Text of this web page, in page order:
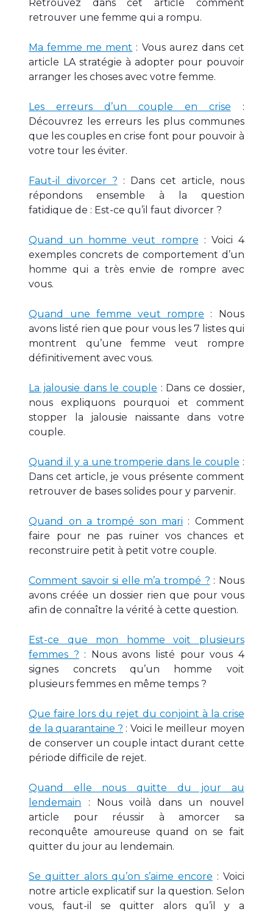
Retrouvez dans cet article comment
retrouver une femme qui a rompu.
Ma femme me ment : Vous aurez dans cet
article LA stratégie à adopter pour pouvoir
arranger les choses avec votre femme.
Les erreurs d’un couple en crise :
Découvrez les erreurs les plus communes
que les couples en crise font pour pouvoir à
votre tour les éviter.
Faut-il divorcer ? : Dans cet article, nous
répondons ensemble à la question
fatidique de : Est-ce qu’il faut divorcer ?
Quand un homme veut rompre : Voici 4
exemples concrets de comportement d’un
homme qui a très envie de rompre avec
vous.
Quand une femme veut rompre : Nous
avons listé rien que pour vous les 7 listes qui
montrent qu’une femme veut rompre
définitivement avec vous.
La jalousie dans le couple : Dans ce dossier,
nous expliquons pourquoi et comment
stopper la jalousie naissante dans votre
couple.
Quand il y a une tromperie dans le couple :
Dans cet article, je vous présente comment
retrouver de bases solides pour y parvenir.
Quand on a trompé son mari : Comment
faire pour ne pas ruiner vos chances et
reconstruire petit à petit votre couple.
Comment savoir si elle m’a trompé ? : Nous
avons créée un dossier rien que pour vous
afin de connaître la vérité à cette question.
Est-ce que mon homme voit plusieurs
femmes ? : Nous avons listé pour vous 4
signes concrets qu’un homme voit
plusieurs femmes en même temps ?
Que faire lors du rejet du conjoint à la crise
de la quarantaine ? : Voici le meilleur moyen
de conserver un couple intact durant cette
période difficile de rejet.
Quand elle nous quitte du jour au
lendemain : Nous voilà dans un nouvel
article pour réussir à amorcer sa
reconquête amoureuse quand on se fait
quitter du jour au lendemain.
Se quitter alors qu’on s’aime encore : Voici
notre article explicatif sur la question. Selon
vous, faut-il se quitter alors qu’il y a